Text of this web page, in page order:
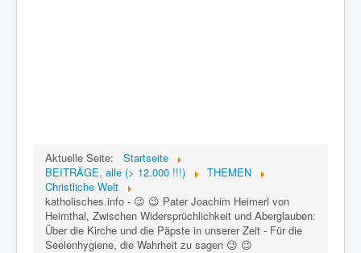
Aktuelle Seite:
Startseite
BEITRÄGE, alle (> 12.000 !!!)
THEMEN
Christliche Welt
katholisches.info - 😉 😉 Pater Joachim Heimerl von
Heimthal, Zwischen Widersprüchlichkeit und Aberglauben:
Über die Kirche und die Päpste in unserer Zeit - Für die
Seelenhygiene, die Wahrheit zu sagen 😉 😉